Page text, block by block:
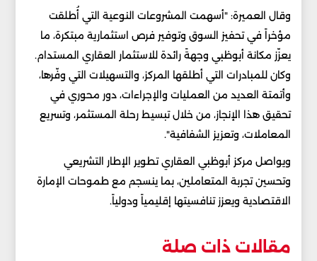
وقال العميرة: "أسهمت المشروعات النوعية التي أُطلقت
مؤخراً في تحفيز السوق وتوفير فرص استثمارية مبتكرة، ما
يعزّز مكانة أبوظبي وجهةً رائدة للاستثمار العقاري المستدام.
وكان للمبادرات التي أطلقها المركز، والتسهيلات التي وفّرها،
وأتمتة العديد من العمليات والإجراءات، دور محوري في
تحقيق هذا الإنجاز، من خلال تبسيط رحلة المستثمر، وتسريع
المعاملات، وتعزيز الشفافية".
ويواصل مركز أبوظبي العقاري تطوير الإطار التشريعي
وتحسين تجربة المتعاملين، بما ينسجم مع طموحات الإمارة
الاقتصادية ويعزز تنافسيتها إقليمياً ودولياً.
مقالات ذات صلة